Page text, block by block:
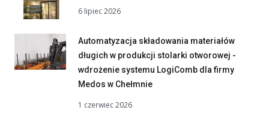
6 lipiec 2026
Automatyzacja składowania materiałów
długich w produkcji stolarki otworowej -
wdrożenie systemu LogiComb dla firmy
Medos w Chełmnie
1 czerwiec 2026